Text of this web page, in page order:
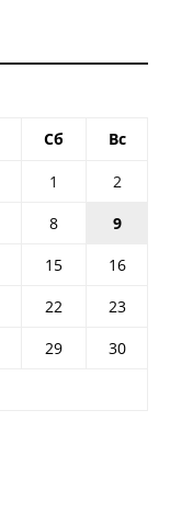
Сб Вс
1
2
8
9
15
16
22
23
29
30